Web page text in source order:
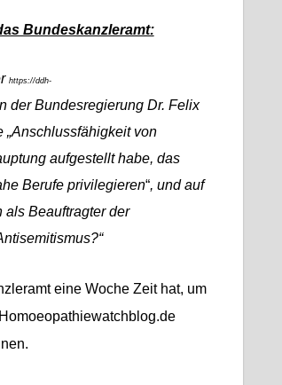
Bundeskanzleramt:
https://ddh-
der Bundesregierung Dr. Felix
von
aufgestellt habe, das
Berufe privilegieren“, und auf
Beauftragter der
eine Woche Zeit hat, um